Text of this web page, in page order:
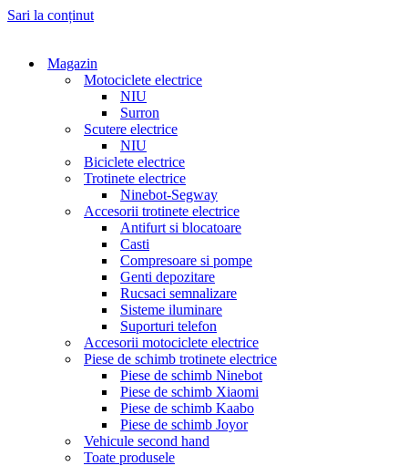
Sari la conținut
Magazin
Motociclete electrice
NIU
Surron
Scutere electrice
NIU
Biciclete electrice
Trotinete electrice
Ninebot-Segway
Accesorii trotinete electrice
Antifurt si blocatoare
Casti
Compresoare si pompe
Genti depozitare
Rucsaci semnalizare
Sisteme iluminare
Suporturi telefon
Accesorii motociclete electrice
Piese de schimb trotinete electrice
Piese de schimb Ninebot
Piese de schimb Xiaomi
Piese de schimb Kaabo
Piese de schimb Joyor
Vehicule second hand
Toate produsele